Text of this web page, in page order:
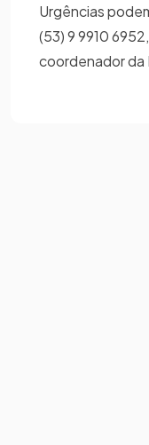
Urgências
(53) 9 9910
coordenador da